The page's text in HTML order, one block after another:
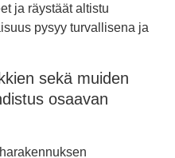
ja räystäät altistu
pysyy turvallisena ja
sekä muiden
osaavan